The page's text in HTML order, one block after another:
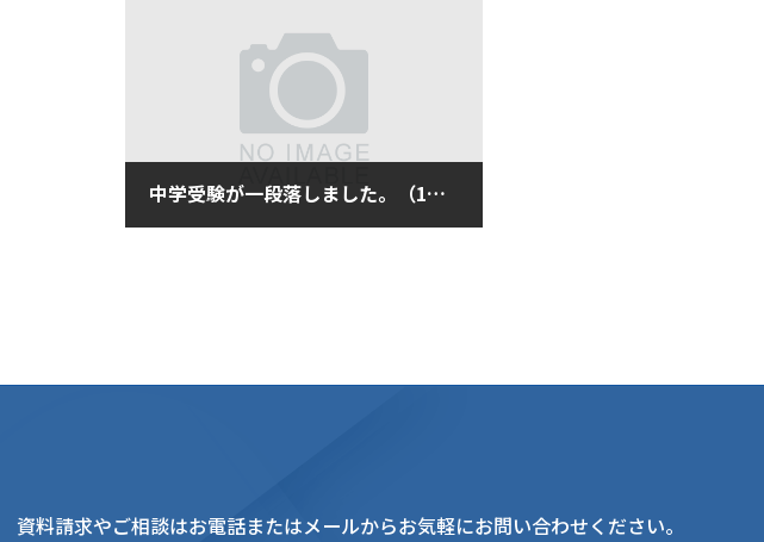
中学受験が一段落しました。（1月18日土曜日）
資料請求やご相談はお電話またはメールからお気軽にお問い合わせください。